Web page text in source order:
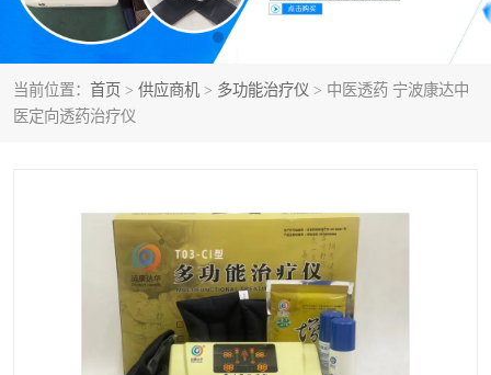
当前位置： 首页 > 供应商机 > 多功能治疗仪 > 中医透药 宁波康达中
医定向透药治疗仪
**腺治疗仪